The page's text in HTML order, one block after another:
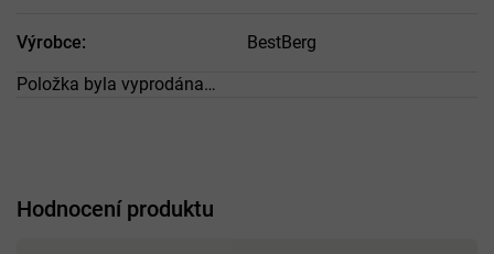
Výrobce:
BestBerg
Položka byla vyprodána…
Hodnocení produktu